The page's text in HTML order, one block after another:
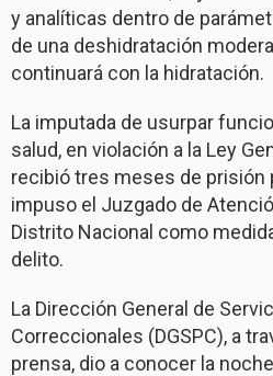
y analíticas dentro de
de una deshidratación
continuará con la hidratación.
La imputada de usurpar
salud, en violación a la Ley
recibió tres meses de prisión
impuso el Juzgado de
Distrito Nacional como
delito.
La Dirección General de
Correccionales (DGSPC), a
prensa, dio a conocer la